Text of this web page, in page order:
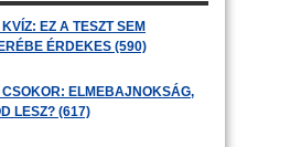
EZ A TESZT SEM
ÉRDEKES (590)
CSOKOR: ELMEBAJNOKSÁG,
LESZ? (617)